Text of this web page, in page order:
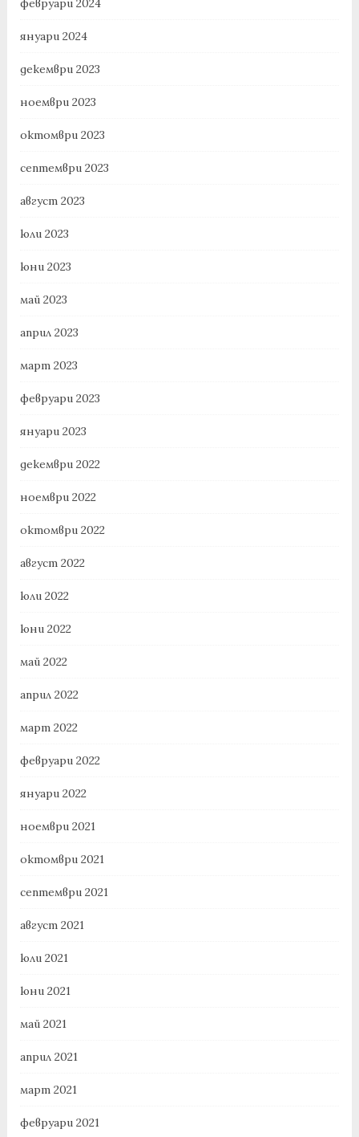
февруари 2024
януари 2024
декември 2023
ноември 2023
октомври 2023
септември 2023
август 2023
юли 2023
юни 2023
май 2023
април 2023
март 2023
февруари 2023
януари 2023
декември 2022
ноември 2022
октомври 2022
август 2022
юли 2022
юни 2022
май 2022
април 2022
март 2022
февруари 2022
януари 2022
ноември 2021
октомври 2021
септември 2021
август 2021
юли 2021
юни 2021
май 2021
април 2021
март 2021
февруари 2021